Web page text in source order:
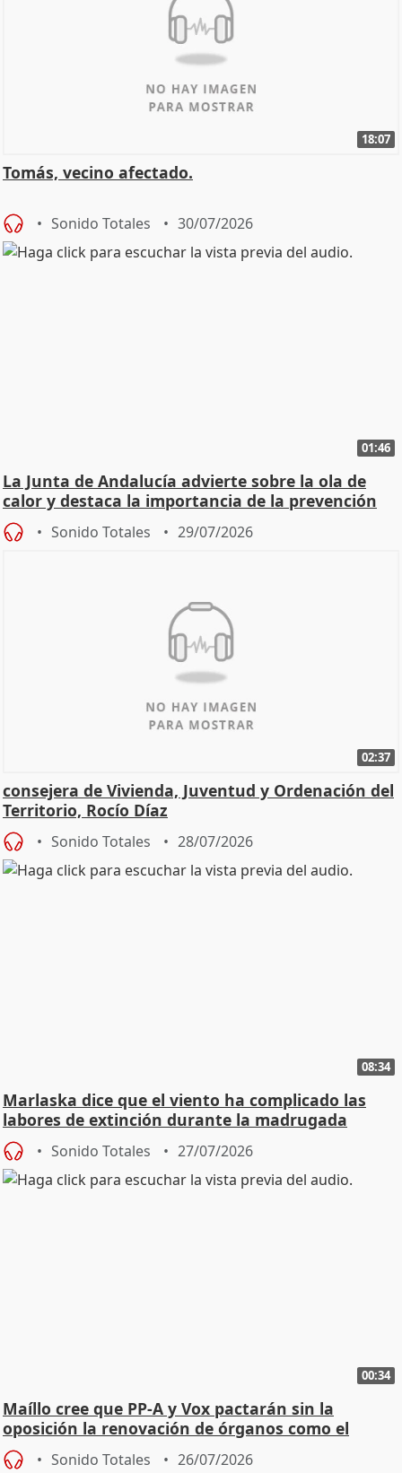
18:07
Tomás, vecino afectado.
Sonido Totales 30/07/2026
01:46
La Junta de Andalucía advierte sobre la ola de
calor y destaca la importancia de la prevención
Sonido Totales 29/07/2026
02:37
consejera de Vivienda, Juventud y Ordenación del
Territorio, Rocío Díaz
Sonido Totales 28/07/2026
08:34
Marlaska dice que el viento ha complicado las
labores de extinción durante la madrugada
Sonido Totales 27/07/2026
00:34
Maíllo cree que PP-A y Vox pactarán sin la
oposición la renovación de órganos como el
Defensor
Sonido Totales 26/07/2026